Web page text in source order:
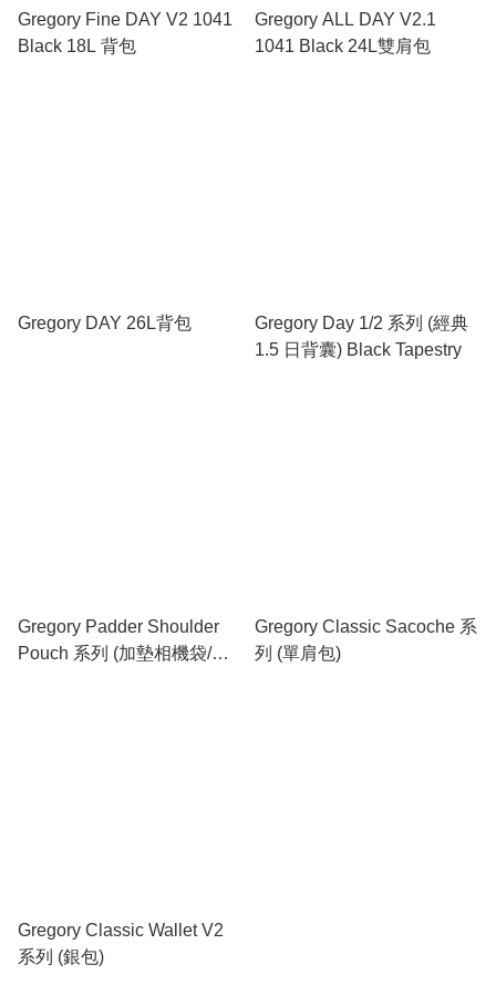
Gregory Fine DAY V2 1041
Black 18L 背包
Gregory ALL DAY V2.1
1041 Black 24L雙肩包
Gregory DAY 26L背包
Gregory Day 1/2 系列 (經典
1.5 日背囊) Black Tapestry
Gregory Padder Shoulder
Pouch 系列 (加墊相機袋/配
Gregory Classic Sacoche 系
列 (單肩包)
Gregory Classic Wallet V2
系列 (銀包)